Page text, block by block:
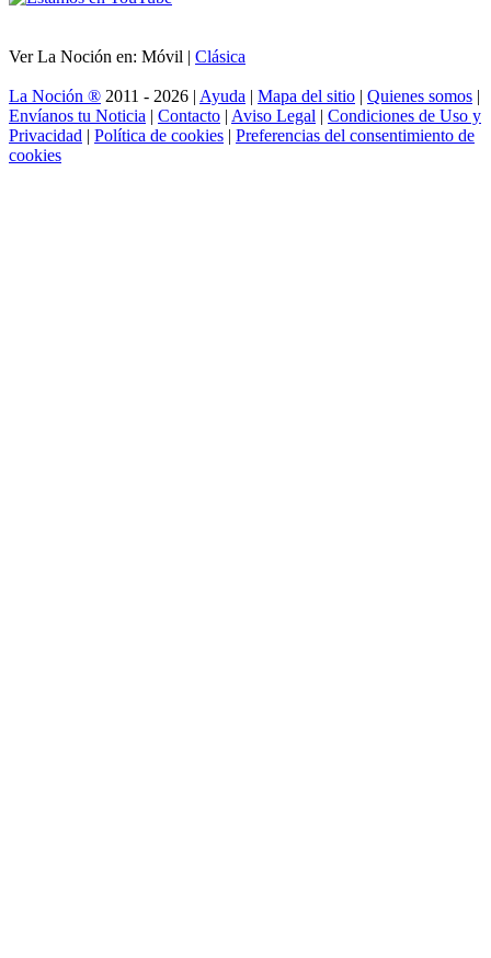
Ver La Noción en: Móvil | Clásica
La Noción ® 2011 - 2026 | Ayuda | Mapa del sitio | Quienes somos |
Envíanos tu Noticia | Contacto | Aviso Legal | Condiciones de Uso y
Privacidad | Política de cookies | Preferencias del consentimiento de
cookies